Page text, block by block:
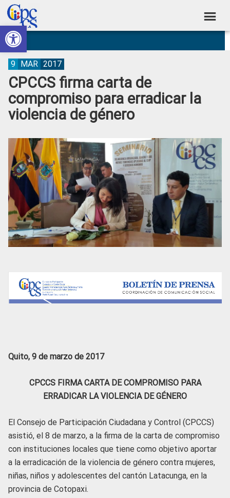
Abrir barra de herramientas
Skip
to
primary
navigation
Skip
to
main
content
Skip
to
primary
sidebar
Skip
to
footer
Consejo
de
Participación
Ciudadana
Control
Social
Construyendo
Poder
Ciudadano
CPCCS firma carta de
compromiso para erradicar la
violencia de género
9 MAR 2017
Quito, 9 de marzo de 2017
CPCCS FIRMA CARTA DE COMPROMISO PARA
ERRADICAR LA VIOLENCIA DE GÉNERO
El Consejo de Participación Ciudadana y Control (CPCCS)
asistió, el 8 de marzo, a la firma de la carta de compromiso
con instituciones locales que tiene como objetivo aportar
a la erradicación de la violencia de género contra mujeres,
niñas, niños y adolescentes del cantón Latacunga, en la
provincia de Cotopaxi.